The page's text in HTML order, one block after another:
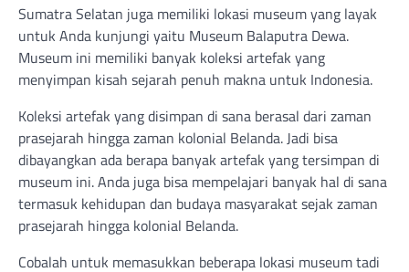
Sumatra Selatan juga memiliki lokasi museum yang layak
untuk Anda kunjungi yaitu Museum Balaputra Dewa.
Museum ini memiliki banyak koleksi artefak yang
menyimpan kisah sejarah penuh makna untuk Indonesia.
Koleksi artefak yang disimpan di sana berasal dari zaman
prasejarah hingga zaman kolonial Belanda. Jadi bisa
dibayangkan ada berapa banyak artefak yang tersimpan di
museum ini. Anda juga bisa mempelajari banyak hal di sana
termasuk kehidupan dan budaya masyarakat sejak zaman
prasejarah hingga kolonial Belanda.
Cobalah untuk memasukkan beberapa lokasi museum tadi